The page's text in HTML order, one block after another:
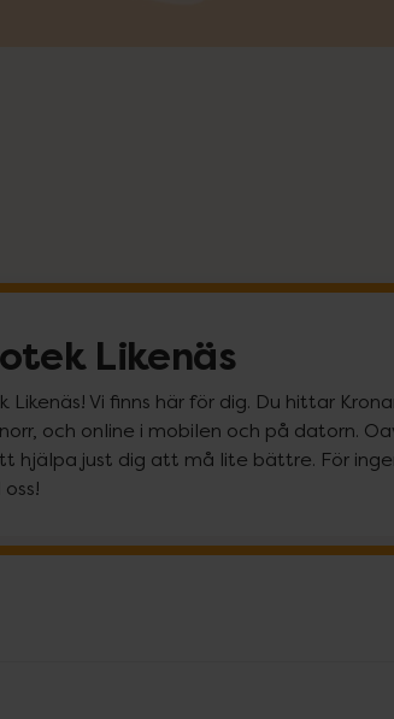
Likenäs
Vi finns här för dig. Du hittar
och online i mobilen och på datorn.
hjälpa just dig att må lite bättre. För